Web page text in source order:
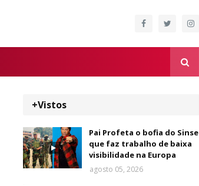
+Vistos
Pai Profeta o bofia do Sinse
que faz trabalho de baixa
visibilidade na Europa
agosto 05, 2026